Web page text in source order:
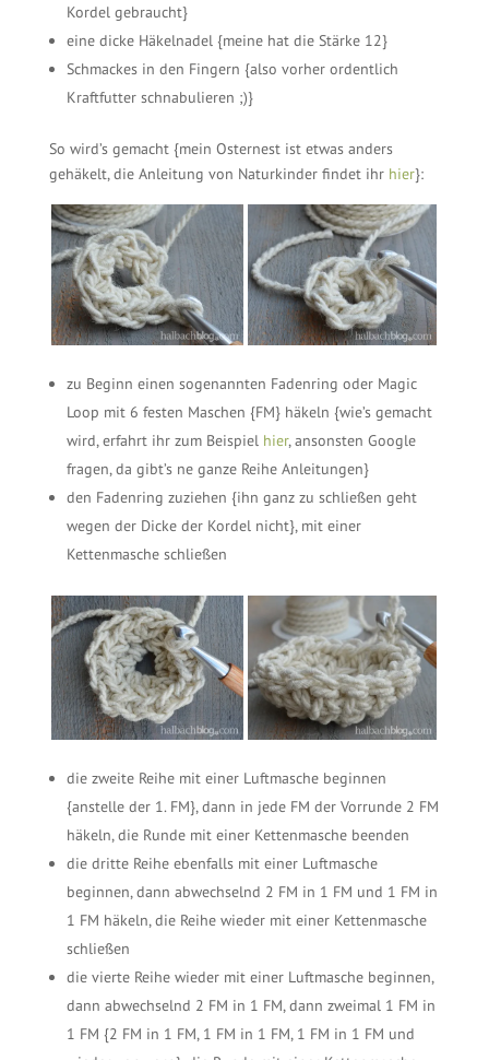
Kordel gebraucht}
eine dicke Häkelnadel {meine hat die Stärke 12}
Schmackes in den Fingern {also vorher ordentlich
Kraftfutter schnabulieren ;)}
So wird’s gemacht {mein Osternest ist etwas anders
gehäkelt, die Anleitung von Naturkinder findet ihr hier}:
zu Beginn einen sogenannten Fadenring oder Magic
Loop mit 6 festen Maschen {FM} häkeln {wie’s gemacht
wird, erfahrt ihr zum Beispiel hier, ansonsten Google
fragen, da gibt’s ne ganze Reihe Anleitungen}
den Fadenring zuziehen {ihn ganz zu schließen geht
wegen der Dicke der Kordel nicht}, mit einer
Kettenmasche schließen
die zweite Reihe mit einer Luftmasche beginnen
{anstelle der 1. FM}, dann in jede FM der Vorrunde 2 FM
häkeln, die Runde mit einer Kettenmasche beenden
die dritte Reihe ebenfalls mit einer Luftmasche
beginnen, dann abwechselnd 2 FM in 1 FM und 1 FM in
1 FM häkeln, die Reihe wieder mit einer Kettenmasche
schließen
die vierte Reihe wieder mit einer Luftmasche beginnen,
dann abwechselnd 2 FM in 1 FM, dann zweimal 1 FM in
1 FM {2 FM in 1 FM, 1 FM in 1 FM, 1 FM in 1 FM und